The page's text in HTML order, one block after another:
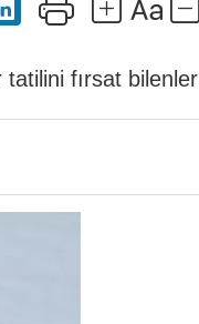
fırsat bilenler